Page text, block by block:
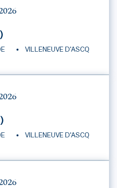
VILLENEUVE D'ASCQ
VILLENEUVE D'ASCQ